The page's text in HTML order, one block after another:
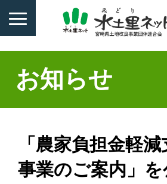
お知らせ
「農家負担金軽
事業のご案内」を